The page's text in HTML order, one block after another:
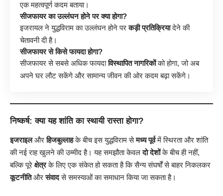
एक महत्वपूर्ण कदम बताया।
सीजफायर का उल्लंघन होने पर क्या होगा?
इजरायल ने युद्धविराम का उल्लंघन होने परकड़ी प्रतिक्रियादेने की
चेतावनी दी है।
सीजफायर से किसे फायदा होगा?
सीजफायर से सबसे अधिक फायदाविस्थापित नागरिकोंको होगा, जो अब
अपने घर लौट सकेंगे और सामान्य जीवन की ओर कदम बढ़ा सकेंगे।
निष्कर्ष: क्या यह शांति का स्थायी रास्ता होगा?
इजराइलऔरहिजबुल्लाहके बीच इस युद्धविराम सेमध्य पूर्वमें स्थिरता और शांति
की नई राह खुलने की उम्मीद है। यह समझौता केवलदो देशोंके बीच ही नहीं,
बल्कि पूरे क्षेत्रके लिए एक संकेत हो सकता है कि सैन्य संघर्षों से बाहर निकलकर
कूटनीतिऔरसंवादसे समस्याओं का समाधान किया जा सकता है।